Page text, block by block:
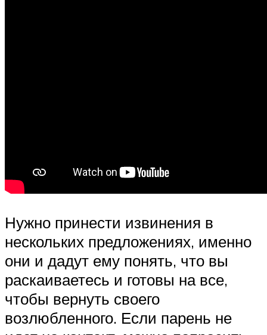
Нужно принести извинения в
нескольких предложениях, именно
они и дадут ему понять, что вы
раскаиваетесь и готовы на все,
чтобы вернуть своего
возлюбленного. Если парень не